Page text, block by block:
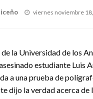
Publicado
viernes noviembre
la Universidad de los
estudiante Luis
a una prueba de
dijo la verdad acerca de